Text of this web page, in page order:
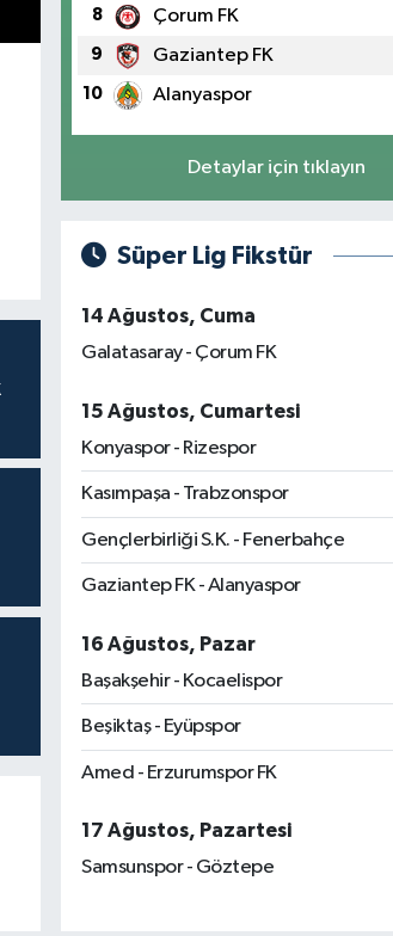
8 Çorum FK
9 Gaziantep FK
10 Alanyaspor
Detaylar için tıklayın
Süper Lig Fikstür
14 Ağustos, Cuma
Galatasaray - Çorum FK
15 Ağustos, Cumartesi
Konyaspor - Rizespor
Kasımpaşa - Trabzonspor
Gençlerbirliği S.K. - Fenerbahçe
Gaziantep FK - Alanyaspor
16 Ağustos, Pazar
Başakşehir - Kocaelispor
Beşiktaş - Eyüpspor
Amed - Erzurumspor FK
17 Ağustos, Pazartesi
Samsunspor - Göztepe